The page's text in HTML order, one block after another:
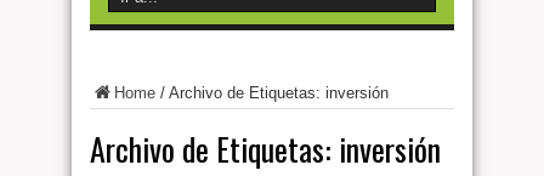
Home / Archivo de Etiquetas: inversión
Archivo de Etiquetas: inversión